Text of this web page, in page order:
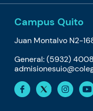
Campus Quito
Juan Montalvo N2-
General: (5932)